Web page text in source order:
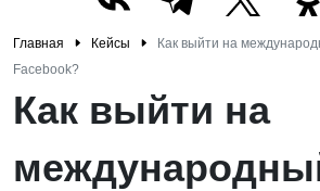
Главная Кейсы
Как выйти на
Facebook?
Как выйти на